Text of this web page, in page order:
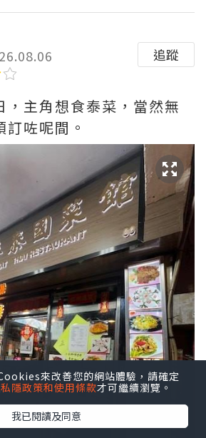
追蹤
，主角想食泰菜，當然無
咗呢間。
來改善您的網站體驗，請確定
私隱政策和使用條款才可繼續瀏覽。
我已閱讀及同意